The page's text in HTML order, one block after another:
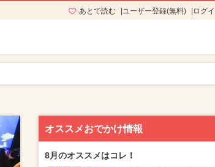
あとで読む ユーザー登録(無料) ログ
オススメおでかけ情報
8月のオススメはコレ！